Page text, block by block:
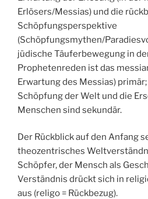
Erlösers/Messias) und die
Schöpfungsperspektive
(Schöpfungsmythen/
jüdische Täuferbewegung in
Prophetenreden ist das
Erwartung des Messias)
Schöpfung der Welt und die
Menschen sind sekundär.
Der Rückblick auf den Anfang
theozentrisches
Schöpfer, der Mensch als
Verständnis drückt sich in
aus (religo = Rückbezug).